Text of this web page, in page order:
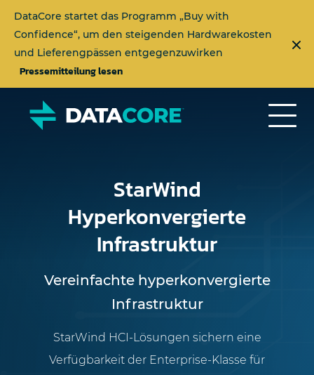
DataCore startet das Programm „Buy with
Confidence“, um den steigenden Hardwarekosten
und Lieferengpässen entgegenzuwirken
Pressemitteilung lesen
StarWind
Hyperkonvergierte
Infrastruktur
Vereinfachte hyperkonvergierte
Infrastruktur
StarWind HCI-Lösungen sichern eine
Verfügbarkeit der Enterprise-Klasse für